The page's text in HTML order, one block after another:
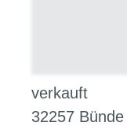
verkauft
32257 Bünde